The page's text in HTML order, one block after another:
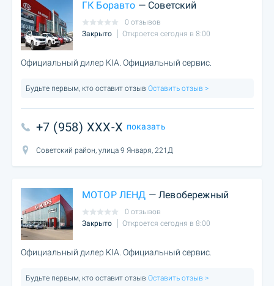
ГК Боравто — Советский
0 отзывов
Закрыто
Откроется сегодня в 8:00
Официальный дилер KIA. Официальный сервис.
Будьте первым, кто оставит отзыв Оставить отзыв >
+7 (958) XXX-X показать
Советский район, улица 9 Января, 221Д
МОТОР ЛЕНД — Левобережный
0 отзывов
Закрыто
Откроется сегодня в 8:00
Официальный дилер KIA. Официальный сервис.
Будьте первым, кто оставит отзыв Оставить отзыв >